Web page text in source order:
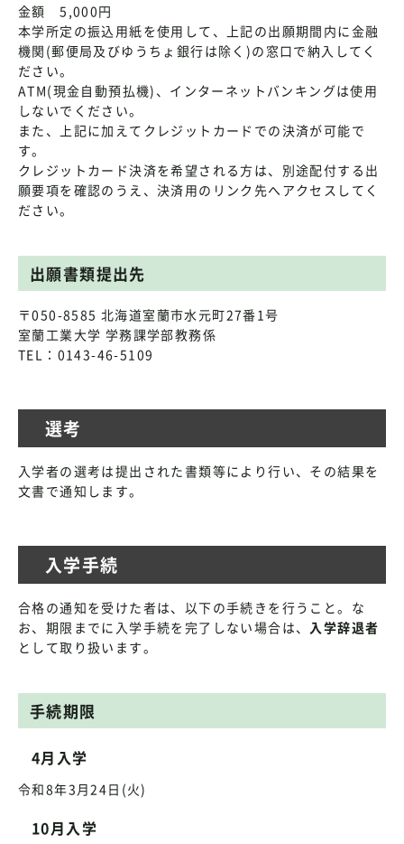
金額 5,000円
本学所定の振込用紙を使用して、上記の出願期間内に金融
機関(郵便局及びゆうちょ銀行は除く)の窓口で納入してく
ださい。
ATM(現金自動預払機)、インターネットバンキングは使用
しないでください。
また、上記に加えてクレジットカードでの決済が可能で
す。
クレジットカード決済を希望される方は、別途配付する出
願要項を確認のうえ、決済用のリンク先へアクセスしてく
ださい。
出願書類提出先
〒050-8585 北海道室蘭市水元町27番1号
室蘭工業大学 学務課学部教務係
TEL：0143-46-5109
選考
入学者の選考は提出された書類等により行い、その結果を
文書で通知します。
入学手続
合格の通知を受けた者は、以下の手続きを行うこと。な
お、期限までに入学手続を完了しない場合は、 入学辞退者
として取り扱います。
手続期限
4月入学
令和8年3月24日(火)
10月入学